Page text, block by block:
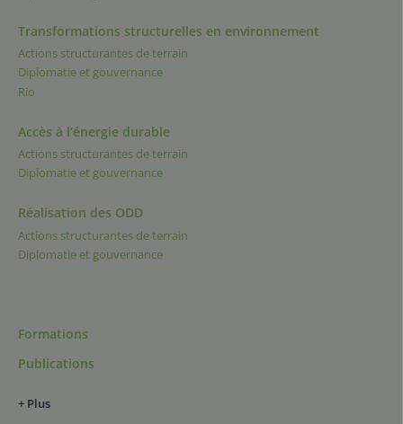
Transformations structurelles en environnement
Actions structurantes de terrain
Diplomatie et gouvernance
Rio
Accès à l’énergie durable
Actions structurantes de terrain
Diplomatie et gouvernance
Réalisation des ODD
Actions structurantes de terrain
Diplomatie et gouvernance
Formations
Publications
+ Plus